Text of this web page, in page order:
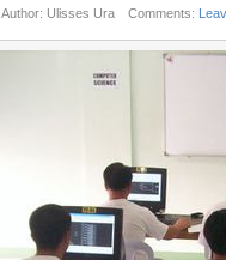
Author: Ulisses Ura Comments: